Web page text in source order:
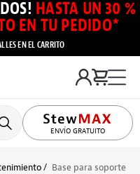
HASTA UN 30 %
EN TU PEDIDO*
EN EL CARRITO
ENVÍO GRATUITO
Base para soporte